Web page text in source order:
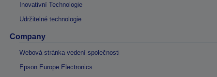
Inovativní Technologie
Udržitelné technologie
Company
Webová stránka vedení společnosti
Epson Europe Electronics